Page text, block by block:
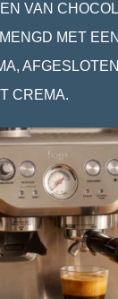
VAN
MET
CREMA.